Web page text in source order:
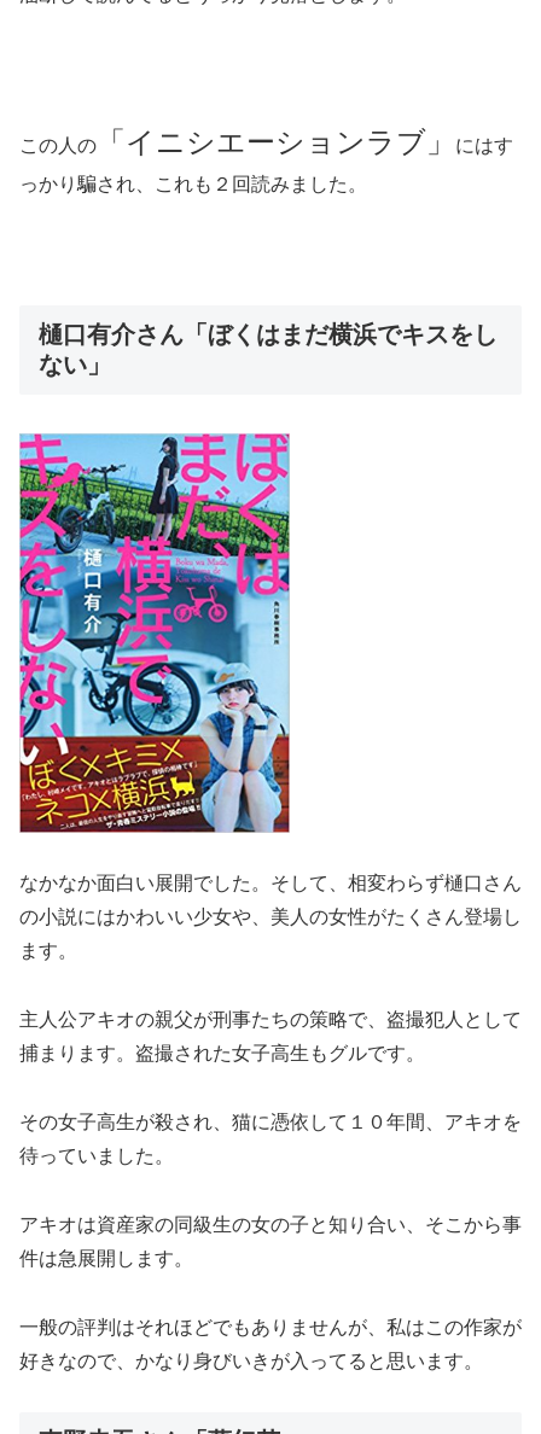
この人の 「イニシエーションラブ」
にはす
っかり騙され、これも２回読みました。
樋口有介さん「ぼくはまだ横浜でキスをし
ない」
なかなか面白い展開でした。そして、相変わらず樋口さん
の小説にはかわいい少女や、美人の女性がたくさん登場し
ます。
主人公アキオの親父が刑事たちの策略で、盗撮犯人として
捕まります。盗撮された女子高生もグルです。
その女子高生が殺され、猫に憑依して１０年間、アキオを
待っていました。
アキオは資産家の同級生の女の子と知り合い、そこから事
件は急展開します。
一般の評判はそれほどでもありませんが、私はこの作家が
好きなので、かなり身びいきが入ってると思います。